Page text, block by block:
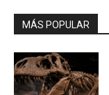
MÁS POPULAR